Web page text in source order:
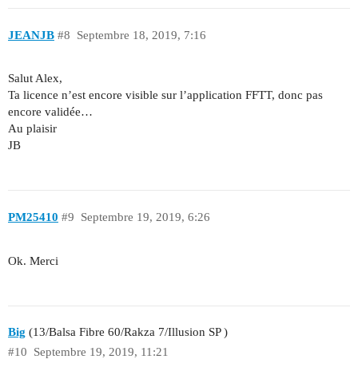
JEANJB Septembre 18, 2019, 7:16
#8
Salut Alex,
Ta licence n’est encore visible sur l’application FFTT, donc pas
encore validée…
Au plaisir
JB
PM25410 Septembre 19, 2019, 6:26
#9
Ok. Merci
Big (13/Balsa Fibre 60/Rakza 7/Illusion SP )
Septembre 19, 2019, 11:21
#10